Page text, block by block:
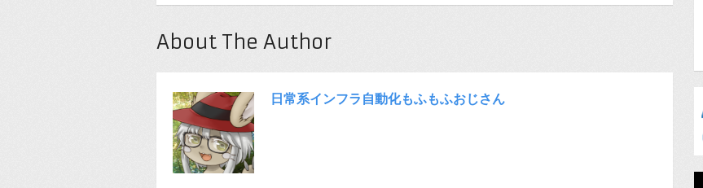
About The Author
日常系インフラ自動化もふもふおじさん